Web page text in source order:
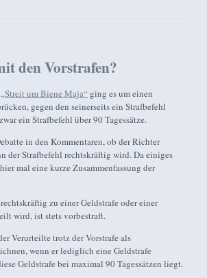
den Vorstrafen?
„Streit um Biene Maja“ ging es um einen
gegen den seinerseits ein Strafbefehl
ein Strafbefehl über 90 Tagessätze.
in den Kommentaren, ob der Richter
der Strafbefehl rechtskräftig wird. Da einiges
mal eine kurze Zusammenfassung der
zu einer Geldstrafe oder einer
wird, ist stets vorbestraft.
Verurteilte trotz der Vorstrafe als
wenn er lediglich eine Geldstrafe
Geldstrafe bei maximal 90 Tagessätzen liegt.